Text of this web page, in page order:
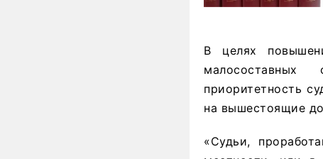
В целях
малосоставных
приоритетность
на вышестоящие
«Судьи,